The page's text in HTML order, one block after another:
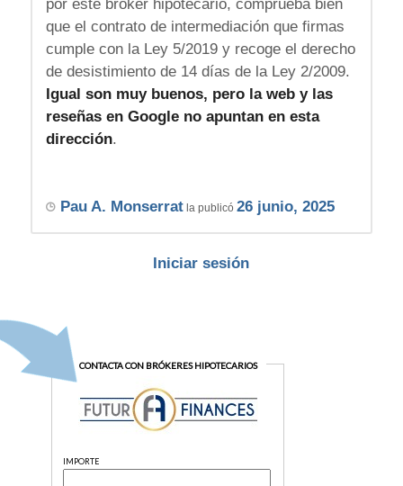
por este broker hipotecario, comprueba bien
que el contrato de intermediación que firmas
cumple con la Ley 5/2019 y recoge el derecho
de desistimiento de 14 días de la Ley 2/2009.
Igual son muy buenos, pero la web y las
reseñas en Google no apuntan en esta
dirección.
Pau A. Monserratla publicó 26 junio, 2025
Iniciar sesión